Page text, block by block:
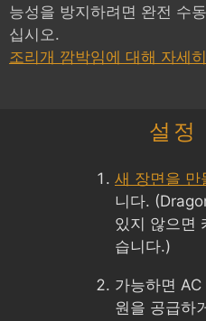
능성을 방지하려면 완전 수
십시오.
조리개 깜박임에 대해 자세
설정
새 장면을 만
니다.
있지 않으면
습니다.)
가능하면
원을 공급하